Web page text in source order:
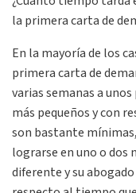
la primera carta de
En la mayoría de los
primera carta de
varias semanas a unos
más pequeños y con
son bastante
lograrse en uno o dos
diferente y su